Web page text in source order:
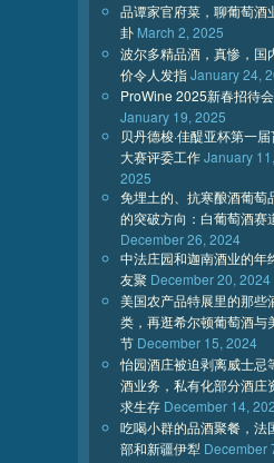
品谭家官府菜，聊葡萄酒
卦 March 2, 2025
波尔多精品酒，真惨，国
价令人发指January 24,
ProWine 2025新春招待会
January 19, 2025
贝丹德梭·佳醍亚杯第一
大赛评委工作January 11,
2025
免埋土的、抗寒酿酒葡萄
的突破方向：白葡萄酒赛
December 26, 2024
中法庄园和迦南酒业的年
友聚 December 20, 2024
美国农产品特展里的那些
类，再逛希尔顿葡萄酒与
节 December 15, 2024
怡园酒庄被迫剥离威士忌
酒业务，私有化部分酒庄
求生存 December 14,
吃喝小群的品酒聚餐，法
部和新疆伊犁 December